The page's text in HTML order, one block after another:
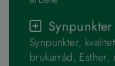
Synpunkter,
brukarråd,